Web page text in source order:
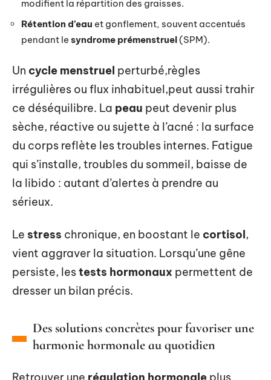
modifient la répartition des graisses.
Rétention d’eau et gonflement, souvent accentués
pendant le syndrome prémenstruel(SPM).
Un cycle menstruel perturbé,règles
irrégulières ou flux inhabituel,peut aussi trahir
ce déséquilibre. La peau peut devenir plus
sèche, réactive ou sujette à l’acné : la surface
du corps reflète les troubles internes. Fatigue
qui s’installe, troubles du sommeil, baisse de
la libido : autant d’alertes à prendre au
sérieux.
Le stress chronique, en boostant le cortisol,
vient aggraver la situation. Lorsqu’une gêne
persiste, lestests hormonaux permettent de
dresser un bilan précis.
Des solutions concrètes pour favoriser une
harmonie hormonale au quotidien
Retrouver une régulation hormonale plus